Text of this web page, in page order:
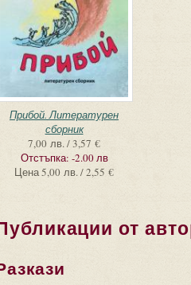
Прибой. Литературен
сборник
7,00 лв. / 3,57 €
Отстъпка: -2.00 лв
Цена5,00 лв. / 2,55 €
от